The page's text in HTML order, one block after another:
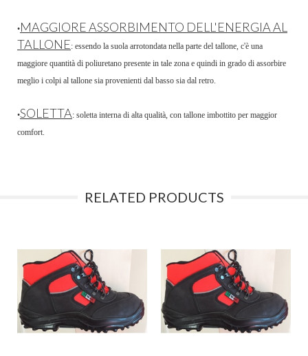
•MAGGIORE ASSORBIMENTO DELL'ENERGIA AL
TALLONE: essendo la suola arrotondata nella parte del tallone, c'è una
maggiore quantità di poliuretano presente in tale zona e quindi in grado di assorbire
meglio i colpi al tallone sia provenienti dal basso sia dal retro.
•SOLETTA: soletta interna di alta qualità, con tallone imbottito per maggior
comfort.
RELATED PRODUCTS